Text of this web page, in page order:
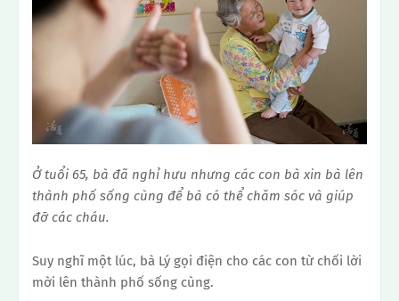
Ở tuổi 65, bà đã nghỉ hưu nhưng các con bà xin bà lên
thành phố sống cùng để bà có thể chăm sóc và giúp
đỡ các cháu.
Suy nghĩ một lúc, bà Lý gọi điện cho các con từ chối lời
mời lên thành phố sống cùng.